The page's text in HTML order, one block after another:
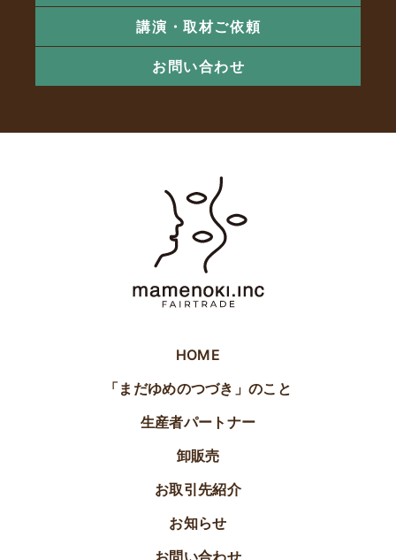
講演・取材ご依頼
お問い合わせ
HOME
「まだゆめのつづき」のこと
生産者パートナー
卸販売
お取引先紹介
お知らせ
お問い合わせ